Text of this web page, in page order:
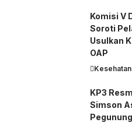
Komisi V
Soroti
Usulkan
OAP
Kesehatan
KP3
Simson